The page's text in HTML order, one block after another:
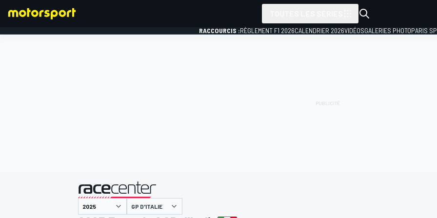
RACCOURCIS :RÈGLEMENT F1 2026CALENDRIER 2026VIDÉOSGALERIES PHOTOPARIS
présenté par
GP D'ITALIE